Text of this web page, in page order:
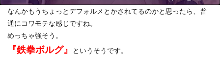
なんかもうちょっとデフォルメとかされてるのかと思ったら、普
通にコワモテな感じですね。
めっちゃ強そう。
『鉄拳ボルグ』 というそうです。